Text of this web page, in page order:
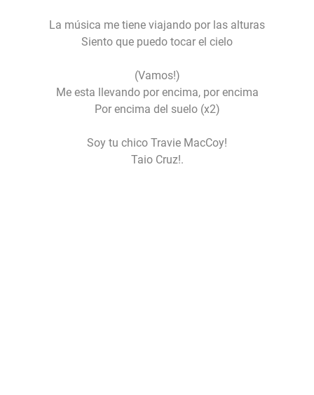
La música me tiene viajando por las alturas
Siento que puedo tocar el cielo
(Vamos!)
Me esta llevando por encima, por encima
Por encima del suelo (x2)
Soy tu chico Travie MacCoy!
Taio Cruz!.